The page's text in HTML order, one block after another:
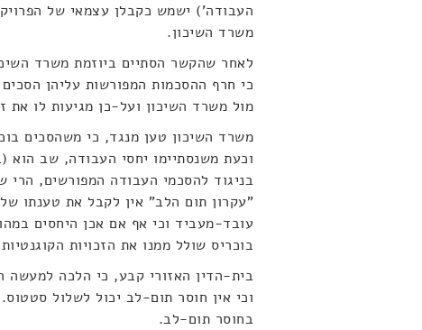
העבודה') ישמש כקבלן עצמאי של
משרד השיכון.
לאחר שהקשר הסתיים ביוזמת משרד
כי חרף ההסכמות המפורשות עליהן
מול משרד השיכון ועל-כן מגיעות לו את
משרד השיכון טען מנגד, כי משהסכים
וכעת משנסתיימו יחסי העבודה, שב הוא
בניגוד להסכמי העבודה המפורשים,
"עקרון תום הלב" אין לקבל את טענתו של
עובד-מעביד וכי אף אם אכן היחסים
בוכריס שולל ממנו את הזכויות
בית-הדין האזורי קבע, כי הלכה
וכי אין חוסר תום-לב יכול לשלול
בחוסר תום-לב.